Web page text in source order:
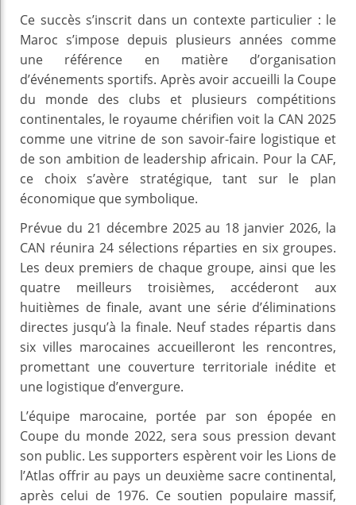
Ce succès s’inscrit dans un contexte particulier : le
Maroc s’impose depuis plusieurs années comme
une référence en matière d’organisation
d’événements sportifs. Après avoir accueilli la Coupe
du monde des clubs et plusieurs compétitions
continentales, le royaume chérifien voit la CAN 2025
comme une vitrine de son savoir-faire logistique et
de son ambition de leadership africain. Pour la CAF,
ce choix s’avère stratégique, tant sur le plan
économique que symbolique.
Prévue du 21 décembre 2025 au 18 janvier 2026, la
CAN réunira 24 sélections réparties en six groupes.
Les deux premiers de chaque groupe, ainsi que les
quatre meilleurs troisièmes, accéderont aux
huitièmes de finale, avant une série d’éliminations
directes jusqu’à la finale. Neuf stades répartis dans
six villes marocaines accueilleront les rencontres,
promettant une couverture territoriale inédite et
une logistique d’envergure.
L’équipe marocaine, portée par son épopée en
Coupe du monde 2022, sera sous pression devant
son public. Les supporters espèrent voir les Lions de
l’Atlas offrir au pays un deuxième sacre continental,
après celui de 1976. Ce soutien populaire massif,